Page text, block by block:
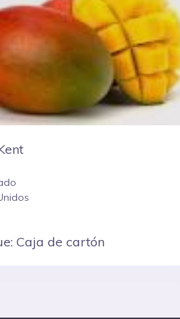
Caja de cartón